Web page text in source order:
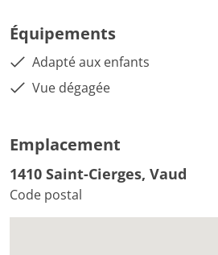
Équipements
Adapté aux enfants
Vue dégagée
Emplacement
1410 Saint-Cierges, Vaud
Code postal